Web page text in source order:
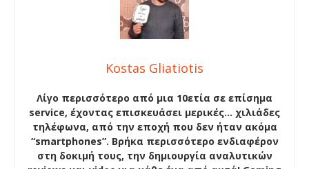
Kostas Gliatiotis
Λίγο περισσότερο από μια 10ετία σε επίσημα
service, έχοντας επισκευάσει μερικές… χιλιάδες
τηλέφωνα, από την εποχή που δεν ήταν ακόμα
“smartphones”. Βρήκα περισσότερο ενδιαφέρον
στη δοκιμή τους, την δημιουργία αναλυτικών